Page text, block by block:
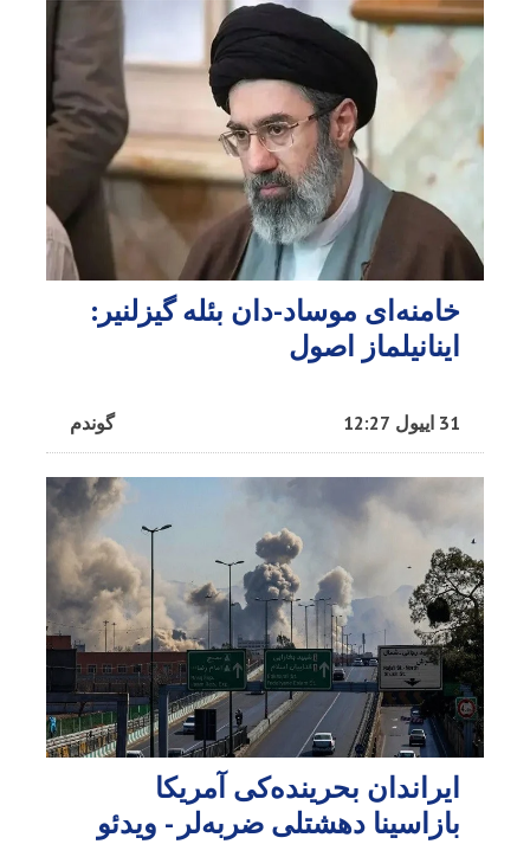
خامنه‌ای موساد-دان بئله گیزلنیر:
اینانیلماز اصول
گوندم 31 اییول 12:27
ایراندان بحرینده‌کی آمریکا
بازاسینا دهشتلی ضربه‌لر - ویدئو